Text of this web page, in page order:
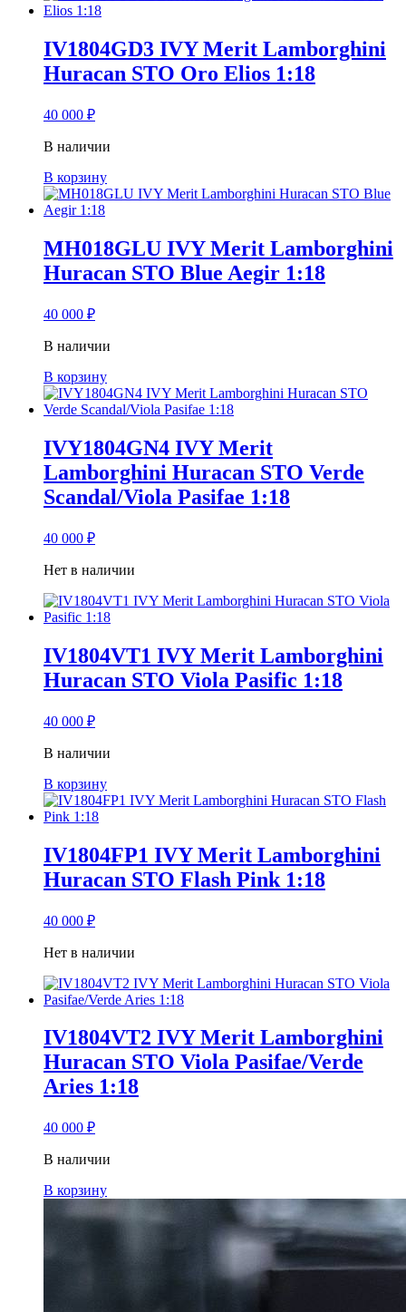
IV1804GD3 IVY Merit Lamborghini
Huracan STO Oro Elios 1:18
40 000 ₽
В наличии
В корзину
MH018GLU IVY Merit Lamborghini
Huracan STO Blue Aegir 1:18
40 000 ₽
В наличии
В корзину
IVY1804GN4 IVY Merit
Lamborghini Huracan STO Verde
Scandal/Viola Pasifae 1:18
40 000 ₽
Нет в наличии
IV1804VT1 IVY Merit Lamborghini
Huracan STO Viola Pasific 1:18
40 000 ₽
В наличии
В корзину
IV1804FP1 IVY Merit Lamborghini
Huracan STO Flash Pink 1:18
40 000 ₽
Нет в наличии
IV1804VT2 IVY Merit Lamborghini
Huracan STO Viola Pasifae/Verde
Aries 1:18
40 000 ₽
В наличии
В корзину